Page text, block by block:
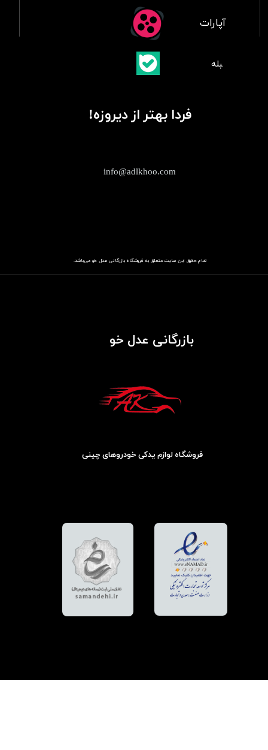
تمام حقوق این سایت متعلق به فروشگاهباز​​​​​​​رگانی عدل خو می‌باشد.
info@adlkhoo.com
بازرگانی عدل خو
فردا بهتر از دیروزه!
فروشگاه لوازم یدکی خودروهای چینی
آپارات
​بلبله​​​​​​​بله